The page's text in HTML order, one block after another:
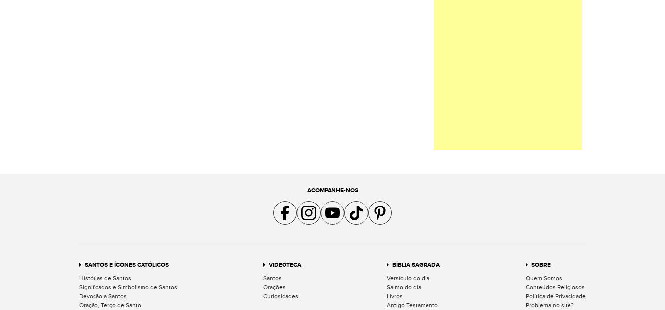
ACOMPANHE-NOS
Acompanhe a gente no Facebook
Acompanhe a gente no Instagram
Acompanhe a gente no YouTube
Acompanhe a gente no TikTok
Acompanhe a gente no Pinterest
SANTOS E ÍCONES CATÓLICOS
Histórias de Santos
Significados e Simbolismo de Santos
Devoção a Santos
Oração, Terço de Santo
VIDEOTECA
Santos
Orações
Curiosidades
BÍBLIA SAGRADA
Versículo do dia
Salmo do dia
Livros
Antigo Testamento
SOBRE
Quem Somos
Conteúdos Religiosos
Política de Privacidade
Problema no site?